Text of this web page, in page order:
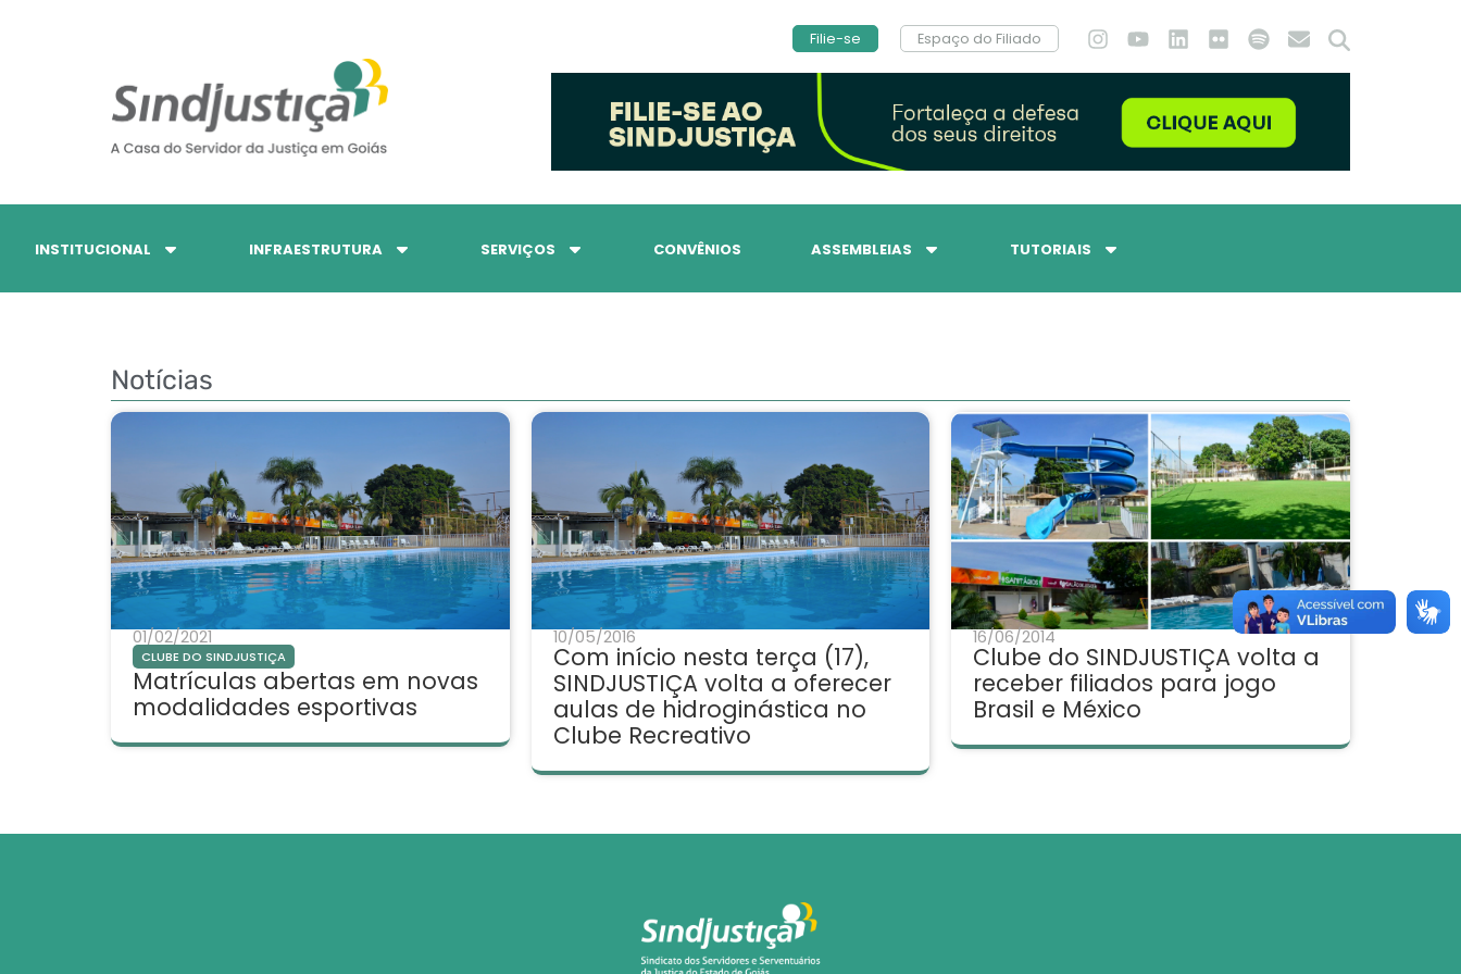
Filie-se Espaço do Filiado
INSTITUCIONAL INFRAESTRUTURA SERVIÇOS CONVÊNIOS ASSEMBLEIAS TUTORIAIS
Notícias
01/02/2021
CLUBE DO SINDJUSTIÇA
Matrículas abertas em novas
modalidades esportivas
10/05/2016
Com início nesta terça (17),
SINDJUSTIÇA volta a oferecer
aulas de hidroginástica no
Clube Recreativo
16/06/2014
Clube do SINDJUSTIÇA volta a
receber filiados para jogo
Brasil e México